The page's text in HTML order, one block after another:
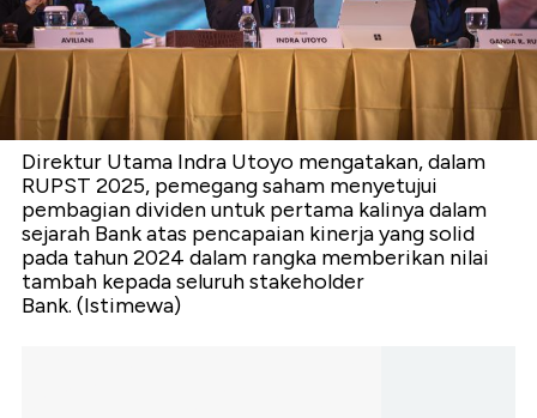
Direktur Utama Indra Utoyo mengatakan, dalam
RUPST 2025, pemegang saham menyetujui
pembagian dividen untuk pertama kalinya dalam
sejarah Bank atas pencapaian kinerja yang solid
pada tahun 2024 dalam rangka memberikan nilai
tambah kepada seluruh stakeholder
Bank. (Istimewa)